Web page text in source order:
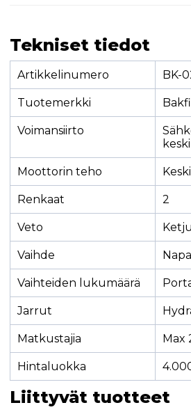
Tekniset tiedot
Artikkelinumero BK-
Tuotemerkki
Voimansiirto
Moottorin teho
Renkaat 2
Veto Ketju
Vaihde
Vaihteiden lukumäärä
Jarrut
Matkustajia Max
Hintaluokka
Liittyvät tuotteet